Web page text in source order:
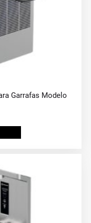
Garrafas Modelo